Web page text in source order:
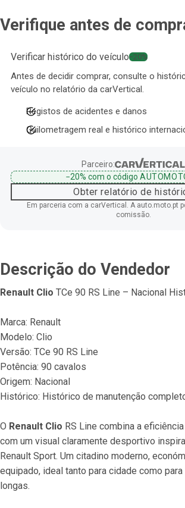
Verifique antes de
Verificar histórico do veículo−20%
Antes de decidir comprar, consulte o
veículo no relatório da carVertical.
Registos de acidentes e danos
Quilometragem real e histórico
Parceiro:
−20%com o código
Obter relatório de
Em parceria com a carVertical. A auto.moto.pt
comissão.
Descrição do Vendedor
Renault Clio TCe 90 RS Line – Nacional
Marca: Renault
Modelo: Clio
Versão: TCe 90 RS Line
Potência: 90 cavalos
Origem: Nacional
Histórico: Histórico de manutenção
O Renault Clio RS Line combina a
com um visual claramente desportivo
Renault Sport. Um citadino moderno,
equipado, ideal tanto para cidade como
longas.